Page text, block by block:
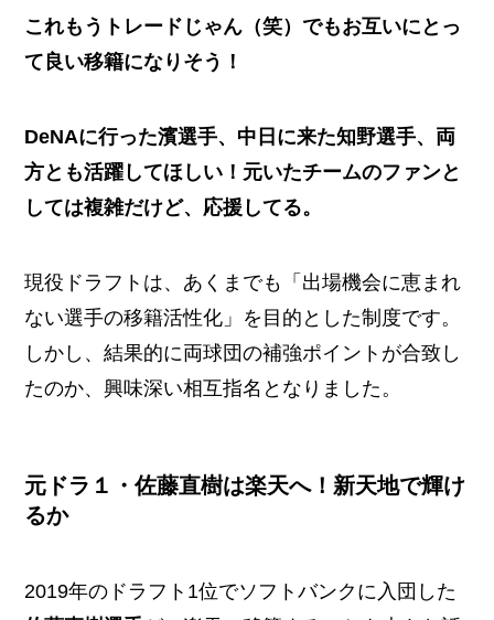
これもうトレードじゃん（笑）でもお互いにとっ
て良い移籍になりそう！
DeNAに行った濱選手、中日に来た知野選手、両
方とも活躍してほしい！元いたチームのファンと
しては複雑だけど、応援してる。
現役ドラフトは、あくまでも「出場機会に恵まれ
ない選手の移籍活性化」を目的とした制度です。
しかし、結果的に両球団の補強ポイントが合致し
たのか、興味深い相互指名となりました。
元ドラ１・佐藤直樹は楽天へ！新天地で輝け
るか
2019年のドラフト1位でソフトバンクに入団した